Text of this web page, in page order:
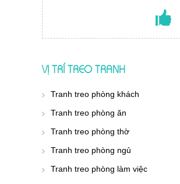
VỊ TRÍ TREO TRANH
Tranh treo phòng khách
Tranh treo phòng ăn
Tranh treo phòng thờ
Tranh treo phòng ngủ
Tranh treo phòng làm việc